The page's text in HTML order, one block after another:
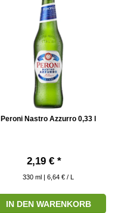
Peroni Nastro Azzurro 0,33 l
2,19 € *
330 ml | 6,64 € / L
IN DEN WARENKORB